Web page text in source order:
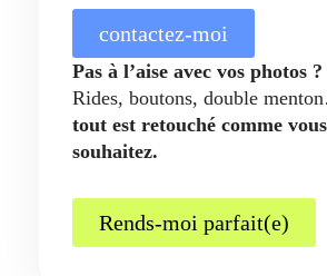
contactez-moi
Pas à l’aise avec vos photos ?
Rides, boutons, double
tout est retouché comme
souhaitez.
Rends-moi parfait(e)